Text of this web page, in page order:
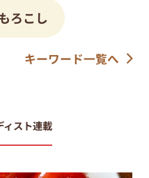
ろこし
キーワード一覧へ
ィスト連載